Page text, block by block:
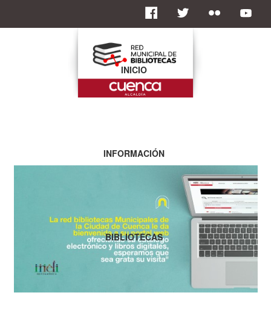
INICIO
INFORMACIÓN
BIBLIOTECAS